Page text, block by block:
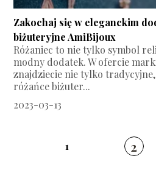
Zakochaj się w eleganckim
biżuteryjne AmiBijoux
Różaniec to nie tylko symbol
modny dodatek. W ofercie
znajdziecie nie tylko
różańce biżuter...
2023-03-13
1 2